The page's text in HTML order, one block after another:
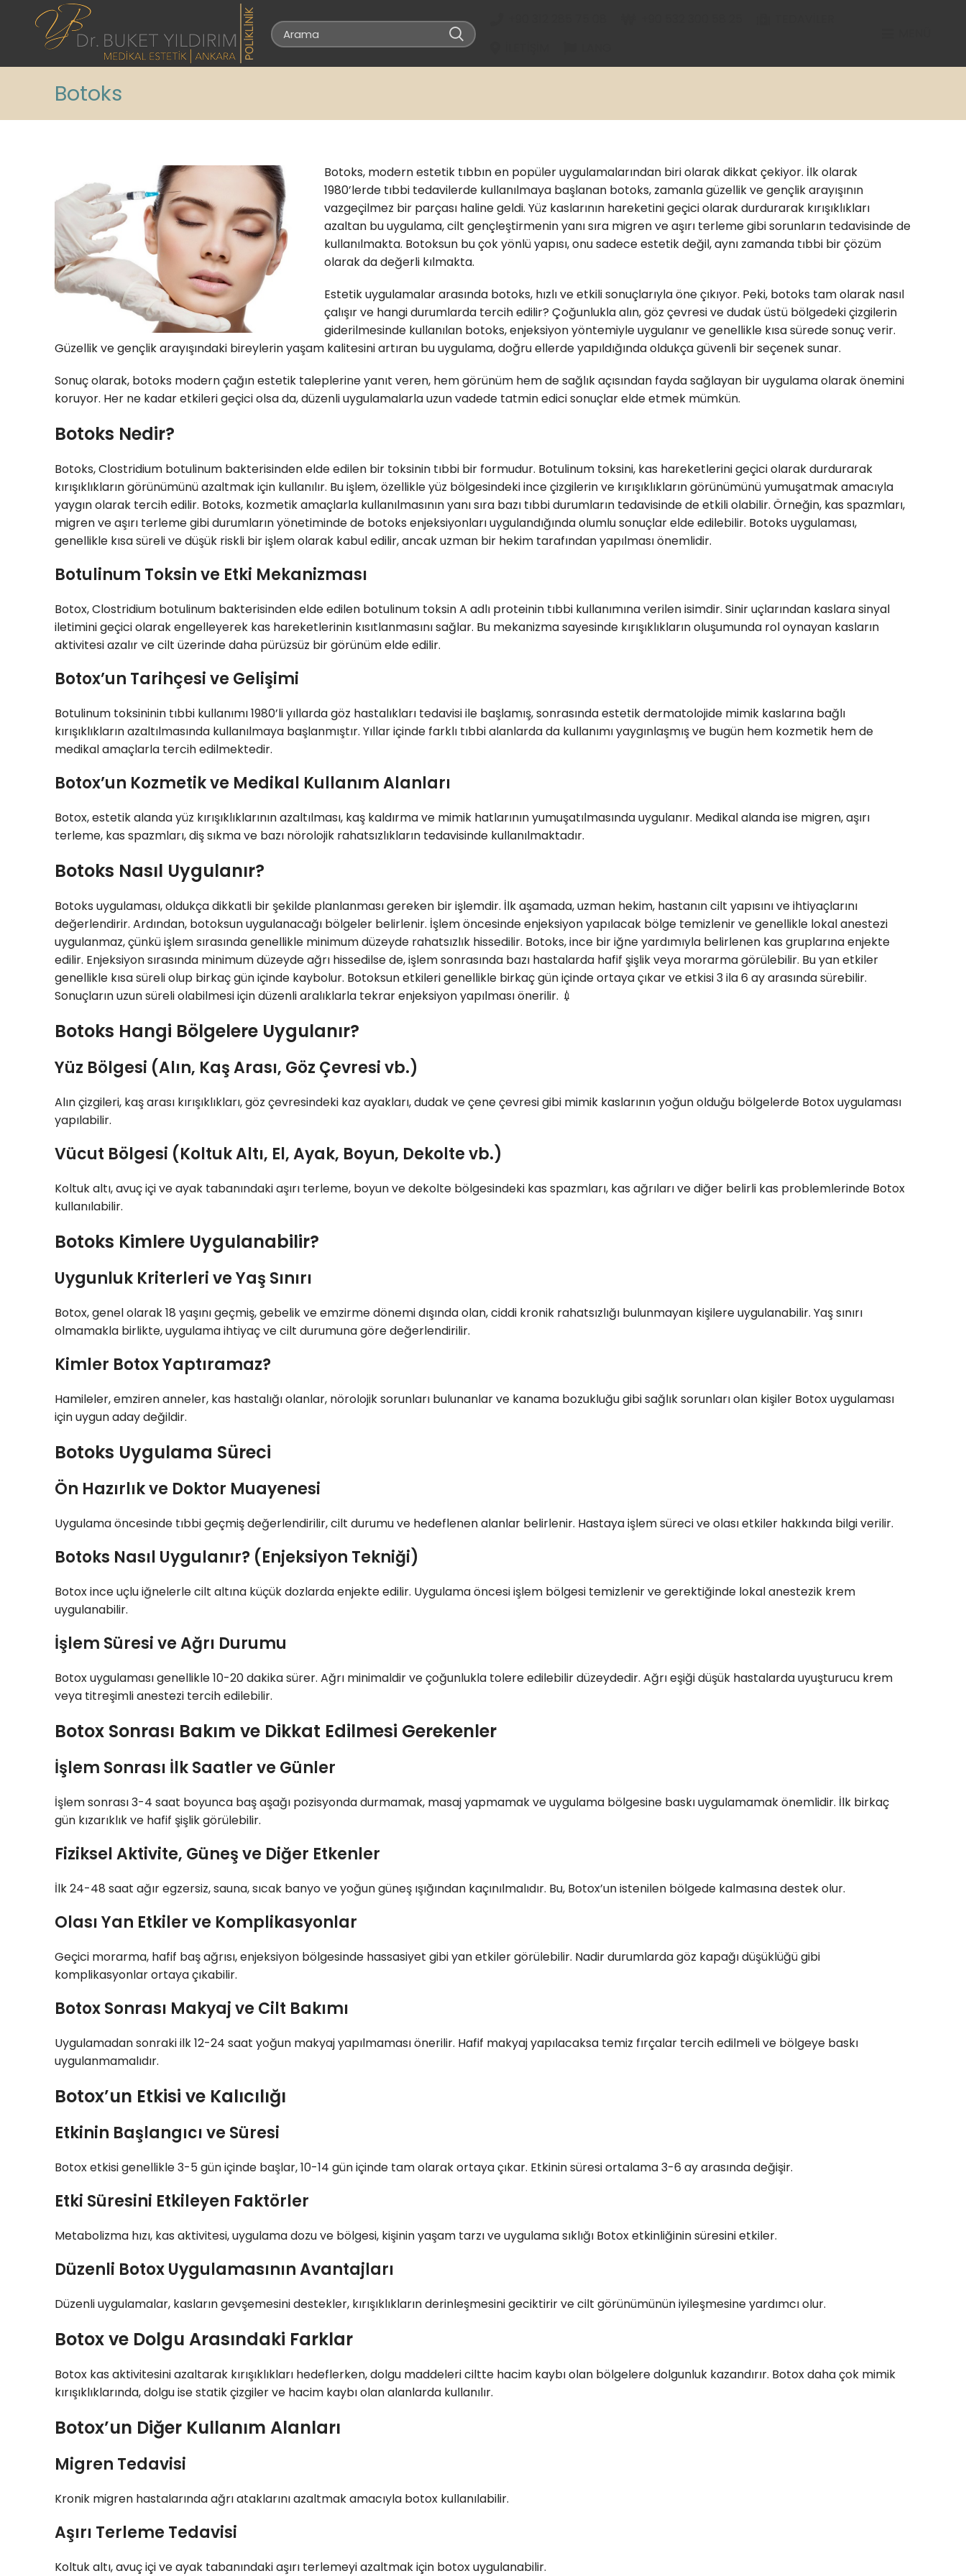
Botoks
Botoks, modern estetik tıbbın en popüler uygulamalarından biri olarak dikkat çekiyor. İlk olarak
1980’lerde tıbbi tedavilerde kullanılmaya başlanan botoks, zamanla güzellik ve gençlik arayışının
vazgeçilmez bir parçası haline geldi. Yüz kaslarının hareketini geçici olarak durdurarak kırışıklıkları
azaltan bu uygulama, cilt gençleştirmenin yanı sıra migren ve aşırı terleme gibi sorunların tedavisinde de
kullanılmakta. Botoksun bu çok yönlü yapısı, onu sadece estetik değil, aynı zamanda tıbbi bir çözüm
olarak da değerli kılmakta.
Estetik uygulamalar arasında botoks, hızlı ve etkili sonuçlarıyla öne çıkıyor. Peki, botoks tam olarak nasıl
çalışır ve hangi durumlarda tercih edilir? Çoğunlukla alın, göz çevresi ve dudak üstü bölgedeki çizgilerin
giderilmesinde kullanılan botoks, enjeksiyon yöntemiyle uygulanır ve genellikle kısa sürede sonuç verir.
Güzellik ve gençlik arayışındaki bireylerin yaşam kalitesini artıran bu uygulama, doğru ellerde yapıldığında oldukça güvenli bir seçenek sunar.
Sonuç olarak, botoks modern çağın estetik taleplerine yanıt veren, hem görünüm hem de sağlık açısından fayda sağlayan bir uygulama olarak önemini
koruyor. Her ne kadar etkileri geçici olsa da, düzenli uygulamalarla uzun vadede tatmin edici sonuçlar elde etmek mümkün.
Botoks Nedir?
Botoks, Clostridium botulinum bakterisinden elde edilen bir toksinin tıbbi bir formudur. Botulinum toksini, kas hareketlerini geçici olarak durdurarak
kırışıklıkların görünümünü azaltmak için kullanılır. Bu işlem, özellikle yüz bölgesindeki ince çizgilerin ve kırışıklıkların görünümünü yumuşatmak amacıyla
yaygın olarak tercih edilir. Botoks, kozmetik amaçlarla kullanılmasının yanı sıra bazı tıbbi durumların tedavisinde de etkili olabilir. Örneğin, kas spazmları,
migren ve aşırı terleme gibi durumların yönetiminde de botoks enjeksiyonları uygulandığında olumlu sonuçlar elde edilebilir. Botoks uygulaması,
genellikle kısa süreli ve düşük riskli bir işlem olarak kabul edilir, ancak uzman bir hekim tarafından yapılması önemlidir.
Botulinum Toksin ve Etki Mekanizması
Botox, Clostridium botulinum bakterisinden elde edilen botulinum toksin A adlı proteinin tıbbi kullanımına verilen isimdir. Sinir uçlarından kaslara sinyal
iletimini geçici olarak engelleyerek kas hareketlerinin kısıtlanmasını sağlar. Bu mekanizma sayesinde kırışıklıkların oluşumunda rol oynayan kasların
aktivitesi azalır ve cilt üzerinde daha pürüzsüz bir görünüm elde edilir.
Botox’un Tarihçesi ve Gelişimi
Botulinum toksininin tıbbi kullanımı 1980’li yıllarda göz hastalıkları tedavisi ile başlamış, sonrasında estetik dermatolojide mimik kaslarına bağlı
kırışıklıkların azaltılmasında kullanılmaya başlanmıştır. Yıllar içinde farklı tıbbi alanlarda da kullanımı yaygınlaşmış ve bugün hem kozmetik hem de
medikal amaçlarla tercih edilmektedir.
Botox’un Kozmetik ve Medikal Kullanım Alanları
Botox, estetik alanda yüz kırışıklıklarının azaltılması, kaş kaldırma ve mimik hatlarının yumuşatılmasında uygulanır. Medikal alanda ise migren, aşırı
terleme, kas spazmları, diş sıkma ve bazı nörolojik rahatsızlıkların tedavisinde kullanılmaktadır.
Botoks Nasıl Uygulanır?
Botoks uygulaması, oldukça dikkatli bir şekilde planlanması gereken bir işlemdir. İlk aşamada, uzman hekim, hastanın cilt yapısını ve ihtiyaçlarını
değerlendirir. Ardından, botoksun uygulanacağı bölgeler belirlenir. İşlem öncesinde enjeksiyon yapılacak bölge temizlenir ve genellikle lokal anestezi
uygulanmaz, çünkü işlem sırasında genellikle minimum düzeyde rahatsızlık hissedilir. Botoks, ince bir iğne yardımıyla belirlenen kas gruplarına enjekte
edilir. Enjeksiyon sırasında minimum düzeyde ağrı hissedilse de, işlem sonrasında bazı hastalarda hafif şişlik veya morarma görülebilir. Bu yan etkiler
genellikle kısa süreli olup birkaç gün içinde kaybolur. Botoksun etkileri genellikle birkaç gün içinde ortaya çıkar ve etkisi 3 ila 6 ay arasında sürebilir.
Sonuçların uzun süreli olabilmesi için düzenli aralıklarla tekrar enjeksiyon yapılması önerilir. 💉
Botoks Hangi Bölgelere Uygulanır?
Yüz Bölgesi (Alın, Kaş Arası, Göz Çevresi vb.)
Alın çizgileri, kaş arası kırışıklıkları, göz çevresindeki kaz ayakları, dudak ve çene çevresi gibi mimik kaslarının yoğun olduğu bölgelerde Botox uygulaması
yapılabilir.
Vücut Bölgesi (Koltuk Altı, El, Ayak, Boyun, Dekolte vb.)
Koltuk altı, avuç içi ve ayak tabanındaki aşırı terleme, boyun ve dekolte bölgesindeki kas spazmları, kas ağrıları ve diğer belirli kas problemlerinde Botox
kullanılabilir.
Botoks Kimlere Uygulanabilir?
Uygunluk Kriterleri ve Yaş Sınırı
Botox, genel olarak 18 yaşını geçmiş, gebelik ve emzirme dönemi dışında olan, ciddi kronik rahatsızlığı bulunmayan kişilere uygulanabilir. Yaş sınırı
olmamakla birlikte, uygulama ihtiyaç ve cilt durumuna göre değerlendirilir.
Kimler Botox Yaptıramaz?
Hamileler, emziren anneler, kas hastalığı olanlar, nörolojik sorunları bulunanlar ve kanama bozukluğu gibi sağlık sorunları olan kişiler Botox uygulaması
için uygun aday değildir.
Botoks Uygulama Süreci
Ön Hazırlık ve Doktor Muayenesi
Uygulama öncesinde tıbbi geçmiş değerlendirilir, cilt durumu ve hedeflenen alanlar belirlenir. Hastaya işlem süreci ve olası etkiler hakkında bilgi verilir.
Botoks Nasıl Uygulanır? (Enjeksiyon Tekniği)
Botox ince uçlu iğnelerle cilt altına küçük dozlarda enjekte edilir. Uygulama öncesi işlem bölgesi temizlenir ve gerektiğinde lokal anestezik krem
uygulanabilir.
İşlem Süresi ve Ağrı Durumu
Botox uygulaması genellikle 10-20 dakika sürer. Ağrı minimaldir ve çoğunlukla tolere edilebilir düzeydedir. Ağrı eşiği düşük hastalarda uyuşturucu krem
veya titreşimli anestezi tercih edilebilir.
Botox Sonrası Bakım ve Dikkat Edilmesi Gerekenler
İşlem Sonrası İlk Saatler ve Günler
İşlem sonrası 3-4 saat boyunca baş aşağı pozisyonda durmamak, masaj yapmamak ve uygulama bölgesine baskı uygulamamak önemlidir. İlk birkaç
gün kızarıklık ve hafif şişlik görülebilir.
Fiziksel Aktivite, Güneş ve Diğer Etkenler
İlk 24-48 saat ağır egzersiz, sauna, sıcak banyo ve yoğun güneş ışığından kaçınılmalıdır. Bu, Botox’un istenilen bölgede kalmasına destek olur.
Olası Yan Etkiler ve Komplikasyonlar
Geçici morarma, hafif baş ağrısı, enjeksiyon bölgesinde hassasiyet gibi yan etkiler görülebilir. Nadir durumlarda göz kapağı düşüklüğü gibi
komplikasyonlar ortaya çıkabilir.
Botox Sonrası Makyaj ve Cilt Bakımı
Uygulamadan sonraki ilk 12-24 saat yoğun makyaj yapılmaması önerilir. Hafif makyaj yapılacaksa temiz fırçalar tercih edilmeli ve bölgeye baskı
uygulanmamalıdır.
Botox’un Etkisi ve Kalıcılığı
Etkinin Başlangıcı ve Süresi
Botox etkisi genellikle 3-5 gün içinde başlar, 10-14 gün içinde tam olarak ortaya çıkar. Etkinin süresi ortalama 3-6 ay arasında değişir.
Etki Süresini Etkileyen Faktörler
Metabolizma hızı, kas aktivitesi, uygulama dozu ve bölgesi, kişinin yaşam tarzı ve uygulama sıklığı Botox etkinliğinin süresini etkiler.
Düzenli Botox Uygulamasının Avantajları
Düzenli uygulamalar, kasların gevşemesini destekler, kırışıklıkların derinleşmesini geciktirir ve cilt görünümünün iyileşmesine yardımcı olur.
Botox ve Dolgu Arasındaki Farklar
Botox kas aktivitesini azaltarak kırışıklıkları hedeflerken, dolgu maddeleri ciltte hacim kaybı olan bölgelere dolgunluk kazandırır. Botox daha çok mimik
kırışıklıklarında, dolgu ise statik çizgiler ve hacim kaybı olan alanlarda kullanılır.
Botox’un Diğer Kullanım Alanları
Migren Tedavisi
Kronik migren hastalarında ağrı ataklarını azaltmak amacıyla botox kullanılabilir.
Aşırı Terleme Tedavisi
Koltuk altı, avuç içi ve ayak tabanındaki aşırı terlemeyi azaltmak için botox uygulanabilir.